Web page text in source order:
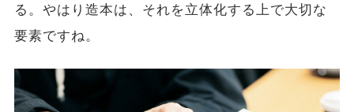
る。やはり造本は、それを立体化する上で大切な
要素ですね。